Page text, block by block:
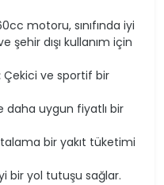
motoru, sınıfında iyi
şehir dışı kullanım için
Çekici ve sportif bir
daha uygun fiyatlı bir
bir yakıt tüketimi
bir yol tutuşu sağlar.